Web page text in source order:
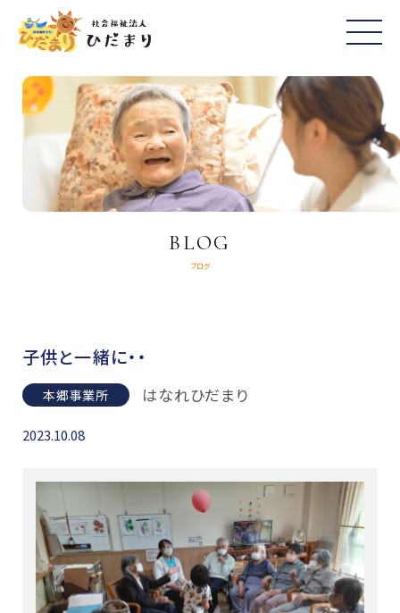
BLOG
ブログ
子供と一緒に・・
本郷事業所 はなれひだまり
2023.10.08